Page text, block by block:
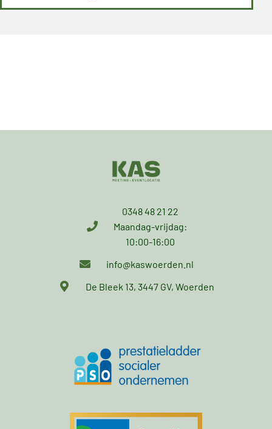
0348 48 21 22
Maandag-vrijdag:
10:00-16:00
info@kaswoerden.nl
De Bleek 13, 3447 GV, Woerden